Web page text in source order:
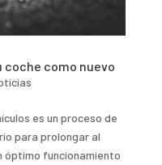
como nuevo
es un proceso de
para prolongar al
óptimo funcionamiento